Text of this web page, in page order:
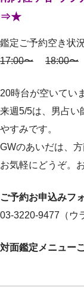
⇒★
鑑定ご予約空き状
17:00〜
18:00〜
20時台が空いてい
来週5/5は、男占い
やすみです。
GWのあいだは、
お気軽にどうぞ。
ご予約お申込みフ
03-3220-9477（ウ
対面鑑定メニュー